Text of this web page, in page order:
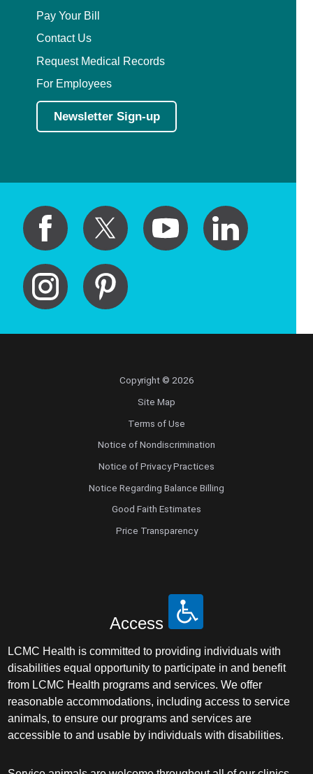
Pay Your Bill
Contact Us
Request Medical Records
For Employees
Newsletter Sign-up
Copyright © 2026
Site Map
Terms of Use
Notice of Nondiscrimination
Notice of Privacy Practices
Notice Regarding Balance Billing
Good Faith Estimates
Price Transparency
Access
LCMC Health is committed to providing individuals with
disabilities equal opportunity to participate in and benefit
from LCMC Health programs and services. We offer
reasonable accommodations, including access to service
animals, to ensure our programs and services are
accessible to and usable by individuals with disabilities.